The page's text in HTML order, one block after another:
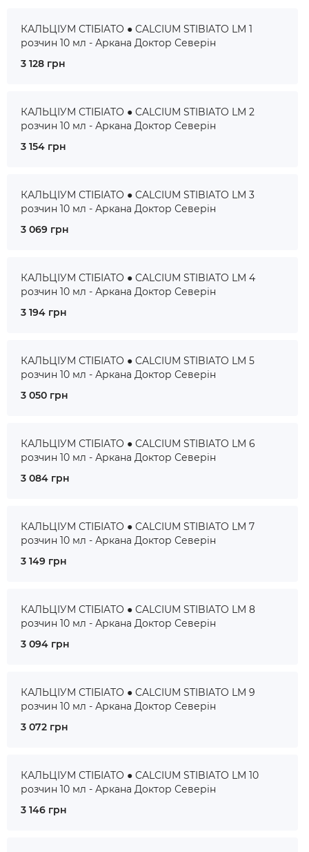
КАЛЬЦІУМ СТІБІАТО ● CALCIUM STIBIATO LM 1
розчин 10 мл - Аркана Доктор Северін
3 128 грн
КАЛЬЦІУМ СТІБІАТО ● CALCIUM STIBIATO LM 2
розчин 10 мл - Аркана Доктор Северін
3 154 грн
КАЛЬЦІУМ СТІБІАТО ● CALCIUM STIBIATO LM 3
розчин 10 мл - Аркана Доктор Северін
3 069 грн
КАЛЬЦІУМ СТІБІАТО ● CALCIUM STIBIATO LM 4
розчин 10 мл - Аркана Доктор Северін
3 194 грн
КАЛЬЦІУМ СТІБІАТО ● CALCIUM STIBIATO LM 5
розчин 10 мл - Аркана Доктор Северін
3 050 грн
КАЛЬЦІУМ СТІБІАТО ● CALCIUM STIBIATO LM 6
розчин 10 мл - Аркана Доктор Северін
3 084 грн
КАЛЬЦІУМ СТІБІАТО ● CALCIUM STIBIATO LM 7
розчин 10 мл - Аркана Доктор Северін
3 149 грн
КАЛЬЦІУМ СТІБІАТО ● CALCIUM STIBIATO LM 8
розчин 10 мл - Аркана Доктор Северін
3 094 грн
КАЛЬЦІУМ СТІБІАТО ● CALCIUM STIBIATO LM 9
розчин 10 мл - Аркана Доктор Северін
3 072 грн
КАЛЬЦІУМ СТІБІАТО ● CALCIUM STIBIATO LM 10
розчин 10 мл - Аркана Доктор Северін
3 146 грн